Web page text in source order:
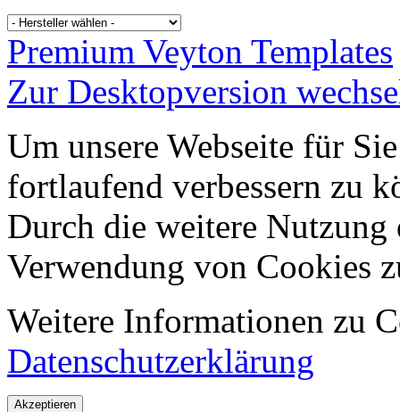
Premium Veyton Templates
Zur Desktopversion
Um unsere Webseite für
fortlaufend verbessern zu
Durch die weitere Nutzung
Verwendung von Cookies
Weitere Informationen zu
Datenschutzerklärung
Akzeptieren